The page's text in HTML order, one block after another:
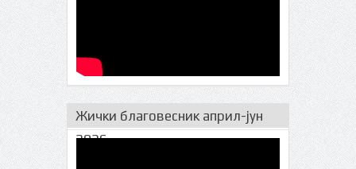
Жички благовесник април-јун
2026.